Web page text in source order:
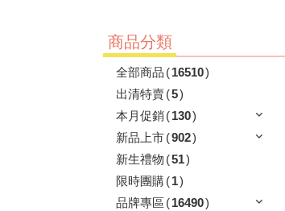
商品分類
全部商品 (16510)
出清特賣(5)
本月促銷(130)
新品上市(902)
新生禮物 (51)
限時團購(1)
品牌專區 (16490)